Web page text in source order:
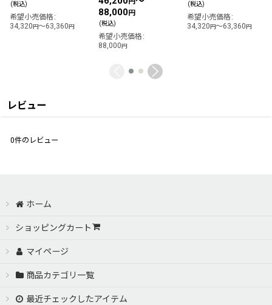
(税込)
希望小売価格 :
34,320円～63,360円
88,000円
(税込)
希望小売価格 :
88,000円
(税込)
希望小売価格 :
34,320円～63,360円
レビュー
0件のレビュー
ホーム
ショッピングカート
マイページ
商品カテゴリ一覧
最近チェックしたアイテム